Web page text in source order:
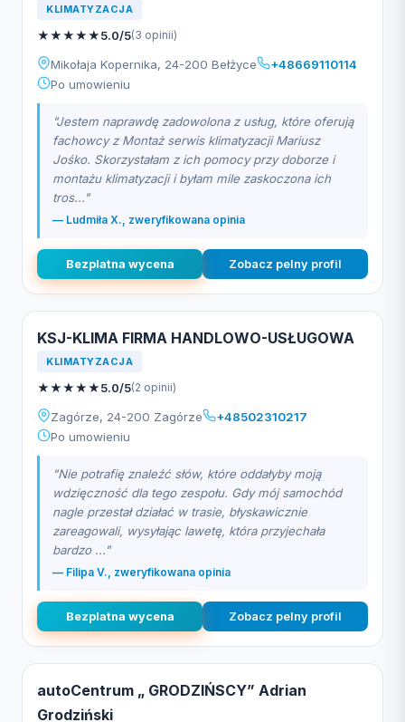
KLIMATYZACJA
★★★★★5.0/5(3 opinii)
Mikołaja Kopernika, 24-200 Bełżyce
+48669110114
Po umowieniu
"Jestem naprawdę zadowolona z usług, które oferują
fachowcy z Montaż serwis klimatyzacji Mariusz
Jośko. Skorzystałam z ich pomocy przy doborze i
montażu klimatyzacji i byłam mile zaskoczona ich
tros..."
— Ludmiła X., zweryfikowana opinia
Bezplatna wycena Zobacz pelny profil
KSJ-KLIMA FIRMA HANDLOWO-USŁUGOWA
KLIMATYZACJA
★★★★★5.0/5(2 opinii)
Zagórze, 24-200 Zagórze
+48502310217
Po umowieniu
"Nie potrafię znaleźć słów, które oddałyby moją
wdzięczność dla tego zespołu. Gdy mój samochód
nagle przestał działać w trasie, błyskawicznie
zareagowali, wysyłając lawetę, która przyjechała
bardzo ..."
— Filipa V., zweryfikowana opinia
Bezplatna wycena Zobacz pelny profil
autoCentrum „ GRODZIŃSCY” Adrian
Grodziński